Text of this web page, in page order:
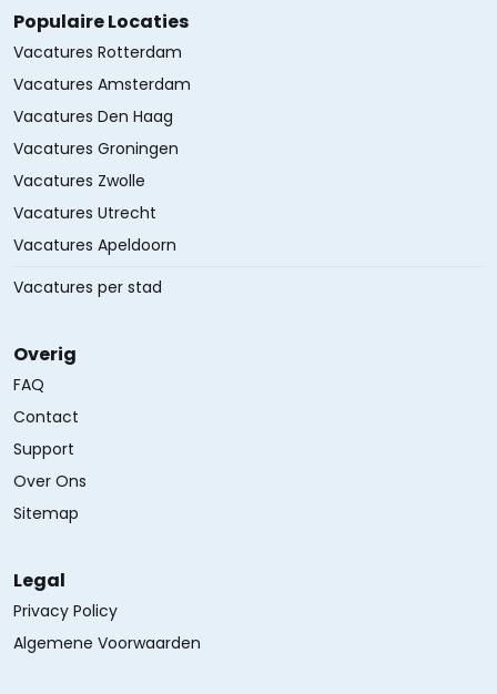
Populaire Locaties
Vacatures Rotterdam
Vacatures Amsterdam
Vacatures Den Haag
Vacatures Groningen
Vacatures Zwolle
Vacatures Utrecht
Vacatures Apeldoorn
Vacatures per stad
Overig
FAQ
Contact
Support
Over Ons
Sitemap
Legal
Privacy Policy
Algemene Voorwaarden